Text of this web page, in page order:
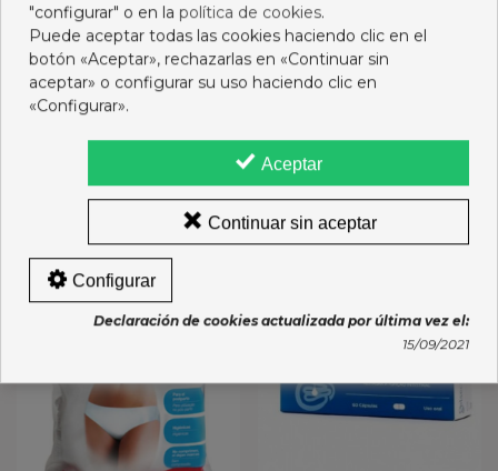
Descripción
16 OTROS PRODUCTOS DE LA MISMA CATEGORÍA:
"configurar" o en la política de cookies.
Puede aceptar todas las cookies haciendo clic en el
botón «Aceptar», rechazarlas en «Continuar sin
aceptar» o configurar su uso haciendo clic en
«Configurar».
Aceptar
Continuar sin aceptar
Configurar
Declaración de cookies actualizada por última vez el:
15/09/2021